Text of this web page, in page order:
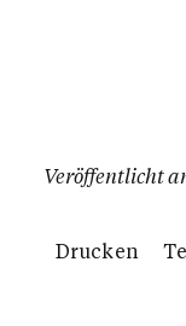
Veröffentlicht
Drucken